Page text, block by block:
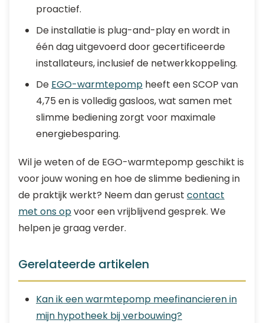
proactief.
De installatie is plug-and-play en wordt in
één dag uitgevoerd door gecertificeerde
installateurs, inclusief de netwerkkoppeling.
De EGO-warmtepomp heeft een SCOP van
4,75 en is volledig gasloos, wat samen met
slimme bediening zorgt voor maximale
energiebesparing.
Wil je weten of de EGO-warmtepomp geschikt is
voor jouw woning en hoe de slimme bediening in
de praktijk werkt? Neem dan gerust contact
met ons opvoor een vrijblijvend gesprek. We
helpen je graag verder.
Gerelateerde artikelen
Kan ik een warmtepomp meefinancieren in
mijn hypotheek bij verbouwing?